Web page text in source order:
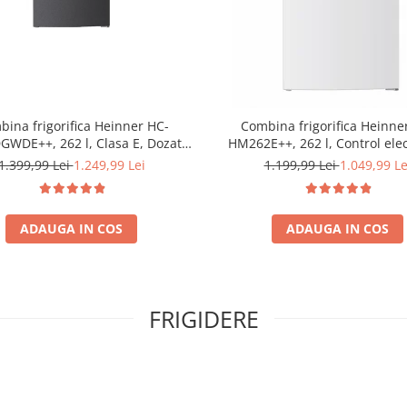
frigorifica Heinner HC-
262 l, Clasa E, Dozator
Control electronic cu termostat
3 sertare congelator, Usa
reversibila
Lei1.249,99 Lei
ADAUGA IN COS
Combina frigorifica
HM262E++, 262 l, Control
Iluminare LED, Usi reversibile,
1.199,99 Lei1.049,99
ADAUGA IN COS
FRIGIDERE